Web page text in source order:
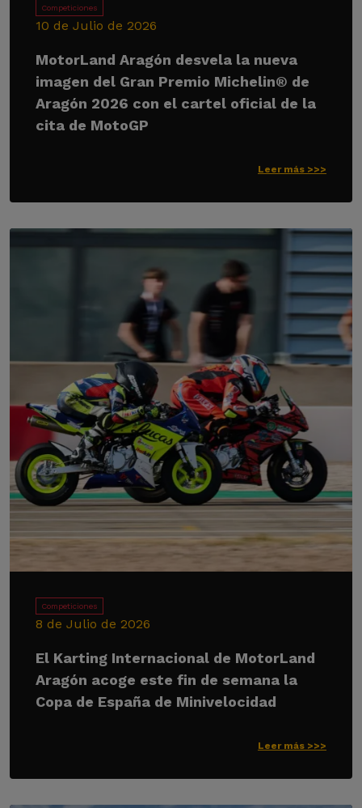
Competiciones
10 de Julio de 2026
MotorLand Aragón desvela la nueva
imagen del Gran Premio Michelin® de
Aragón 2026 con el cartel oficial de la
cita de MotoGP
Leer más >>>
Competiciones
8 de Julio de 2026
El Karting Internacional de MotorLand
Aragón acoge este fin de semana la
Copa de España de Minivelocidad
Leer más >>>